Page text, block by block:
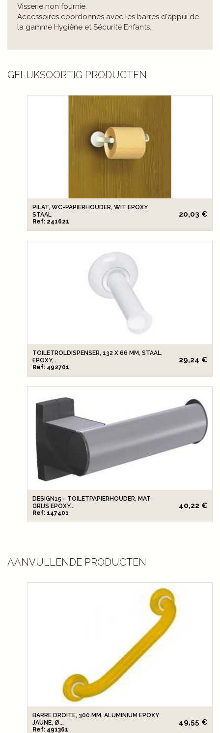
Visserie non fournie.
Accessoires coordonnés avec les barres d'appui de
la gamme Hygiène et Sécurité Enfants.
GELIJKSOORTIG PRODUCTEN
PILAT, WC-PAPIERHOUDER, WIT EPOXY
STAAL
Ref: 241621
20,03 €
TOILETROLDISPENSER, 132 X 66 MM, STAAL,
EPOXY,...
Ref: 492701
29,24 €
DESIGN15 - TOILETPAPIERHOUDER, MAT
GRIJS EPOXY...
Ref: 147401
40,22 €
AANVULLENDE PRODUCTEN
BARRE DROITE, 300 MM, ALUMINIUM EPOXY
JAUNE, Ø...
Ref: 491361
49,55 €